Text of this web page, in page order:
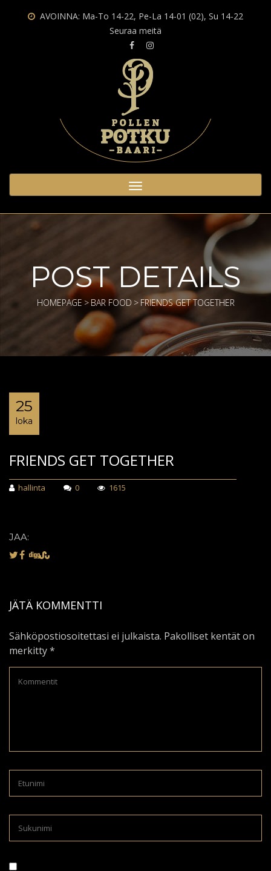
AVOINNA: Ma-To 14-22, Pe-La 14-01 (02), Su 14-22
Seuraa meitä
Toggle
navigation
POST DETAILS
HOMEPAGE >BAR FOOD > FRIENDS GET TOGETHER
25
loka
FRIENDS GET TOGETHER
hallinta 0 1615
JAA:
JÄTÄ KOMMENTTI
Sähköpostiosoitettasi ei julkaista. Pakolliset kentät on
merkitty*